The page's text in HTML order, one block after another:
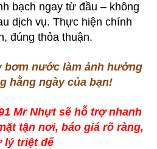
bạch ngay từ đầu – không
dịch vụ. Thực hiện chính
đúng thỏa thuận.
bơm nước làm ảnh hưởng
hằng ngày của bạn!
Mr Nhựt sẽ hỗ trợ nhanh
tận nơi, báo giá rõ ràng,
lý triệt để